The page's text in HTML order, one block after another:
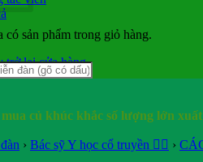
có sản phẩm trong giỏ hàng.
trở lại cửa hàng
củ khúc khắc số lượng lớn
› Bác sỹ Y học cổ truyền 👨‍⚕️ ›